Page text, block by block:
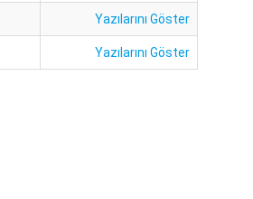
Yazılarını Göster
Yazılarını Göster